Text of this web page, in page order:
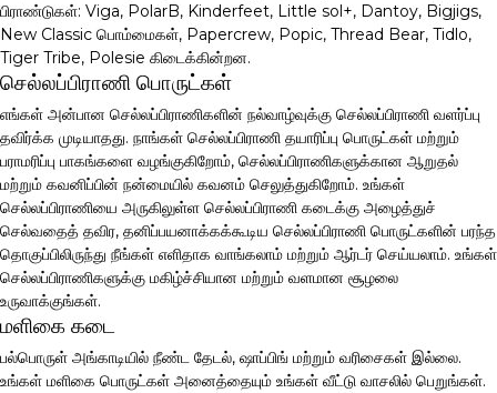
பிராண்டுகள்: Viga, PolarB, Kinderfeet, Little sol+, Dantoy, Bigjigs,
New Classic பொம்மைகள், Papercrew, Popic, Thread Bear, Tidlo,
Tiger Tribe, Polesie கிடைக்கின்றன.
செல்லப்பிராணி பொருட்கள்
எங்கள் அன்பான செல்லப்பிராணிகளின் நல்வாழ்வுக்கு செல்லப்பிராணி வளர்ப்பு
தவிர்க்க முடியாதது. நாங்கள் செல்லப்பிராணி தயாரிப்பு பொருட்கள் மற்றும்
பராமரிப்பு பாகங்களை வழங்குகிறோம், செல்லப்பிராணிகளுக்கான ஆறுதல்
மற்றும் கவனிப்பின் நன்மையில் கவனம் செலுத்துகிறோம். உங்கள்
செல்லப்பிராணியை அருகிலுள்ள செல்லப்பிராணி கடைக்கு அழைத்துச்
செல்வதைத் தவிர, தனிப்பயனாக்கக்கூடிய செல்லப்பிராணி பொருட்களின் பரந்த
தொகுப்பிலிருந்து நீங்கள் எளிதாக வாங்கலாம் மற்றும் ஆர்டர் செய்யலாம். உங்கள்
செல்லப்பிராணிகளுக்கு மகிழ்ச்சியான மற்றும் வளமான சூழலை
உருவாக்குங்கள்.
மளிகை கடை
பல்பொருள் அங்காடியில் நீண்ட தேடல், ஷாப்பிங் மற்றும் வரிசைகள் இல்லை.
உங்கள் மளிகை பொருட்கள் அனைத்தையும் உங்கள் வீட்டு வாசலில் பெறுங்கள்.